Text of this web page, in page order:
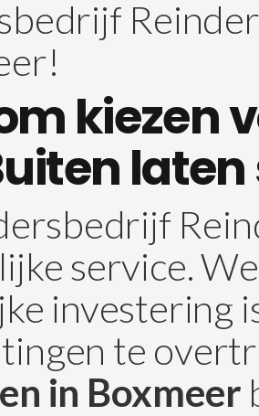
kiezen
service.
investering
te
in Boxmeer